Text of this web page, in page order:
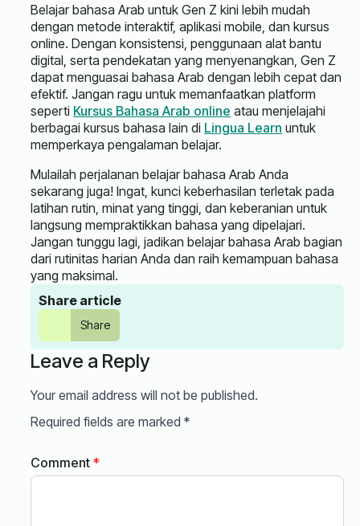
Belajar bahasa Arab untuk Gen Z kini lebih mudah
dengan metode interaktif, aplikasi mobile, dan kursus
online. Dengan konsistensi, penggunaan alat bantu
digital, serta pendekatan yang menyenangkan, Gen Z
dapat menguasai bahasa Arab dengan lebih cepat dan
efektif. Jangan ragu untuk memanfaatkan platform
seperti Kursus Bahasa Arab online atau menjelajahi
berbagai kursus bahasa lain di Lingua Learn untuk
memperkaya pengalaman belajar.
Mulailah perjalanan belajar bahasa Arab Anda
sekarang juga! Ingat, kunci keberhasilan terletak pada
latihan rutin, minat yang tinggi, dan keberanian untuk
langsung mempraktikkan bahasa yang dipelajari.
Jangan tunggu lagi, jadikan belajar bahasa Arab bagian
dari rutinitas harian Anda dan raih kemampuan bahasa
yang maksimal.
Share article
Share
Leave a Reply
Your email address will not be published.
Required fields are marked *
Comment *